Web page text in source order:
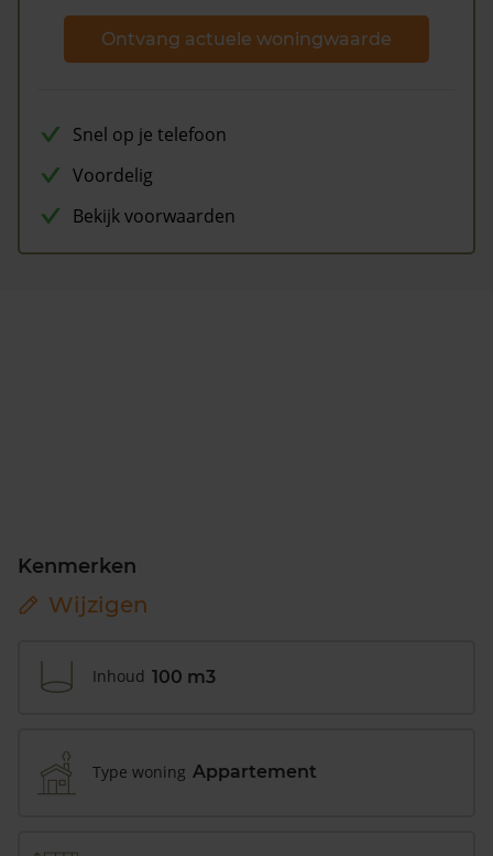
Ontvang actuele woningwaarde
Snel op je telefoon
Voordelig
Bekijk voorwaarden
Kenmerken
Wijzigen
Inhoud 100 m3
Type woning Appartement